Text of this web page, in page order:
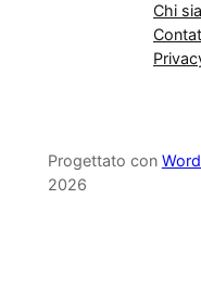
Chi
Progettato con
2026